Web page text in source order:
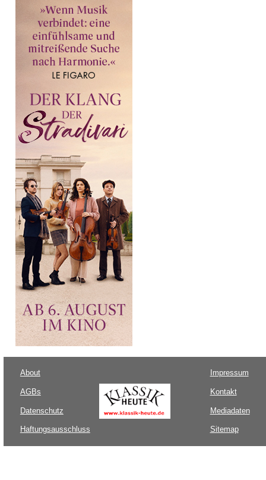
About
AGBs
Datenschutz
Haftungsausschluss
Impressum
Kontakt
Mediadaten
Sitemap